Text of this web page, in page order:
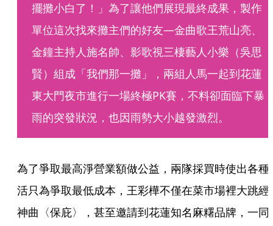
擺攤小白了！」為了讓他們展現最終成果，製作
單位這次找來攤主們的好友—金曲歌王荒山亮、
金鐘主持人施名帥、影歌視三棲藝人小樂（吳思
賢）組成「我們那一攤」，兩組人馬一起到花蓮
東大門夜市進行一場終極PK賽，不料卻面臨下暴
雨的突發狀況，也因雨勢大小越發激烈。
為了爭取最高淨營業額做公益，兩隊採買時使出各種
活只為爭取最低成本，王彩樺不僅在菜市場裡大跳經
神曲〈保庇〉，甚至邀請到花蓮知名麻糬品牌，一同